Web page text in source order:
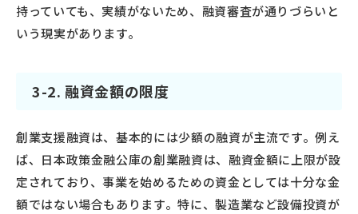
持っていても、実績がないため、融資審査が通りづらいと
いう現実があります。
3-2. 融資金額の限度
創業支援融資は、基本的には少額の融資が主流です。例え
ば、日本政策金融公庫の創業融資は、融資金額に上限が設
定されており、事業を始めるための資金としては十分な金
額ではない場合もあります。特に、製造業など設備投資が